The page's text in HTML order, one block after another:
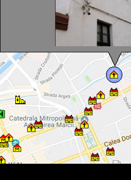
Prima Sinagoga, Cluj-